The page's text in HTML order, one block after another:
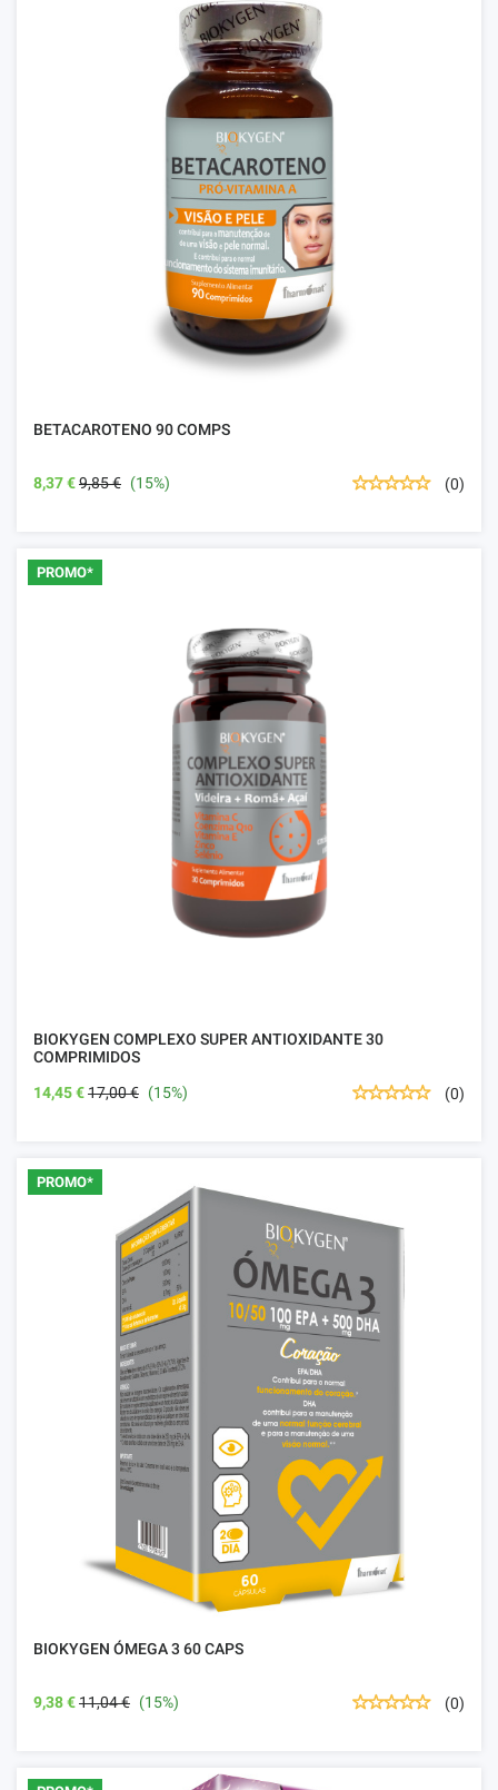
BETACAROTENO 90 COMPS
8,37 €9,85 € (15%) (0)
PROMO*
BIOKYGEN COMPLEXO SUPER ANTIOXIDANTE 30
COMPRIMIDOS
14,45 €17,00 € (15%) (0)
PROMO*
BIOKYGEN ÓMEGA 3 60 CAPS
9,38 €11,04 € (15%) (0)